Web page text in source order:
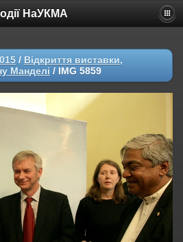
НаУКМА
/ Відкриття виставки,
Манделі / IMG 5859